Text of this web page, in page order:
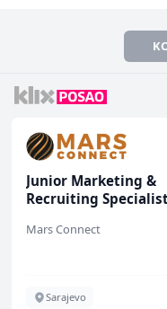
Junior Marketing &
Recruiting
Mars Connect
Sarajevo